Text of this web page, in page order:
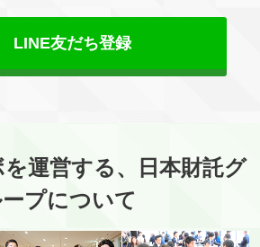
LINE友だち登録
運営する、日本財託グ
プについて